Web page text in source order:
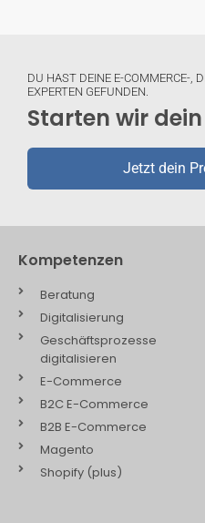
DU HAST DEINE E-COMMERCE-,
EXPERTEN GEFUNDEN.
Starten wir
Jetzt dein
Kompetenzen
Beratung
Digitalisierung
Geschäftsprozesse
digitalisieren
E-Commerce
B2C E-Commerce
B2B E-Commerce
Magento
Shopify (plus)